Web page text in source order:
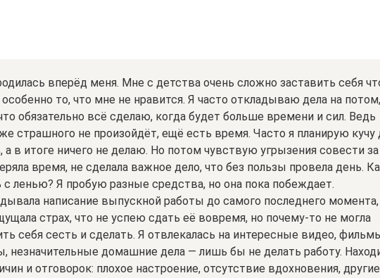
вперёд меня. Мне с детства очень сложно заставить себя
особенно то, что мне не нравится. Я часто откладываю дела на потом,
обязательно всё сделаю, когда будет больше времени и сил. Ведь
страшного не произойдёт, ещё есть время. Часто я планирую кучу
а в итоге ничего не делаю. Но потом чувствую угрызения совести за
время, не сделала важное дело, что без пользы провела день.
ленью? Я пробую разные средства, но она пока побеждает.
написание выпускной работы до самого последнего
страх, что не успею сдать её вовремя, но почему-то не могла
себя сесть и сделать. Я отвлекалась на интересные видео,
незначительные домашние дела — лишь бы не делать работу.
и отговорок: плохое настроение, отсутствие вдохновения, другие